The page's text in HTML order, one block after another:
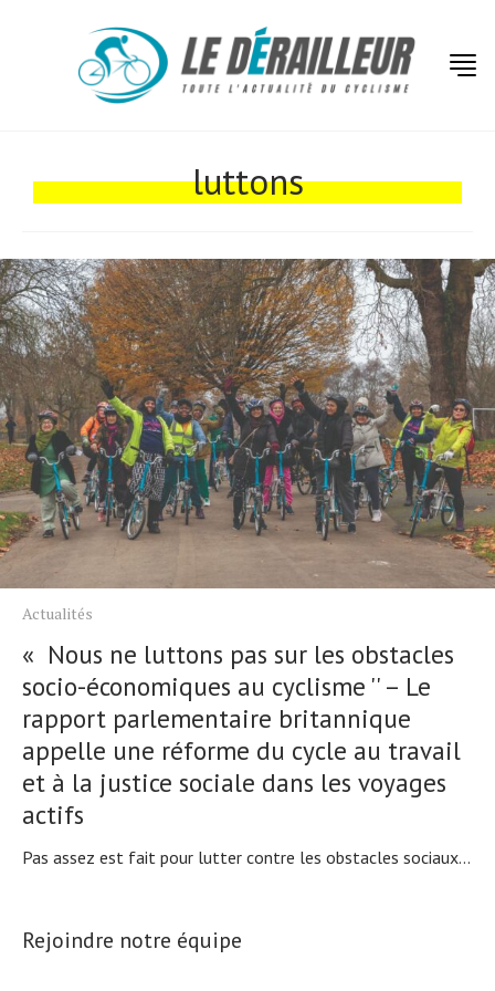
luttons
Actualités
« Nous ne luttons pas sur les obstacles
socio-économiques au cyclisme '' – Le
rapport parlementaire britannique
appelle une réforme du cycle au travail
et à la justice sociale dans les voyages
actifs
Pas assez est fait pour lutter contre les obstacles sociaux...
Rejoindre notre équipe
Conseils
Tendances
Tous nos articles
À propos